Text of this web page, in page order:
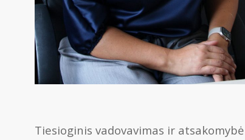
Tiesioginis vadovavimas ir